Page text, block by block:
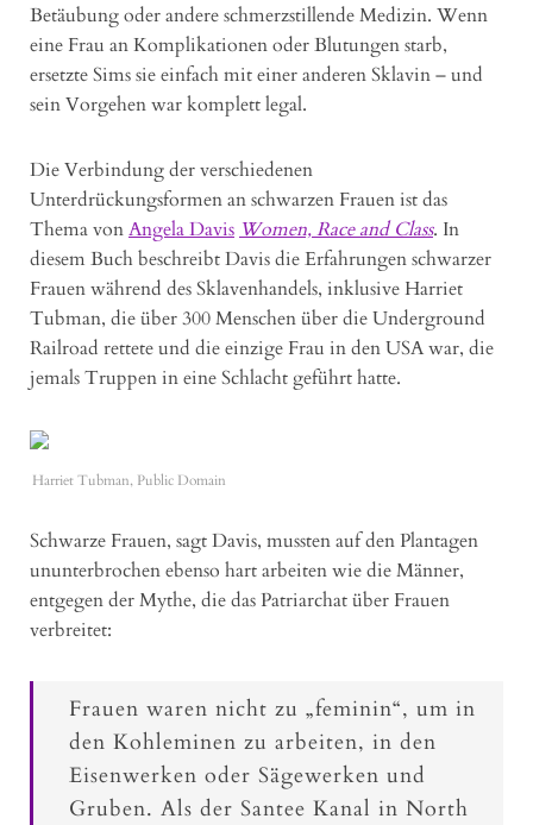
Betäubung oder andere schmerzstillende Medizin. Wenn
eine Frau an Komplikationen oder Blutungen starb,
ersetzte Sims sie einfach mit einer anderen Sklavin – und
sein Vorgehen war komplett legal.
Die Verbindung der verschiedenen
Unterdrückungsformen an schwarzen Frauen ist das
Thema vonAngela Davis Women, Race and Class. In
diesem Buch beschreibt Davis die Erfahrungen schwarzer
Frauen während des Sklavenhandels, inklusive Harriet
Tubman, die über 300 Menschen über die Underground
Railroad rettete und die einzige Frau in den USA war, die
jemals Truppen in eine Schlacht geführt hatte.
Harriet Tubman, Public Domain
Schwarze Frauen, sagt Davis, mussten auf den Plantagen
ununterbrochen ebenso hart arbeiten wie die Männer,
entgegen der Mythe, die das Patriarchat über Frauen
verbreitet:
Frauen waren nicht zu „feminin“, um in
den Kohleminen zu arbeiten, in den
Eisenwerken oder Sägewerken und
Gruben. Als der Santee Kanal in North